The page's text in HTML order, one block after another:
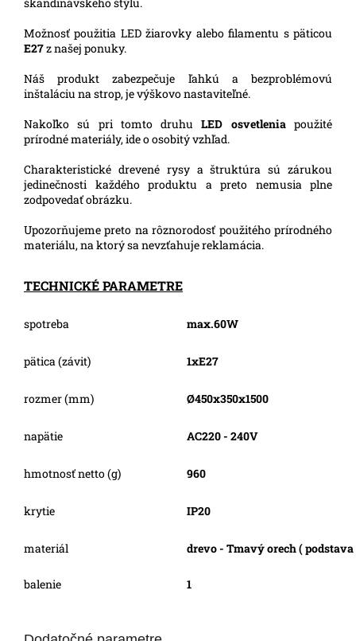
Možnosť použitia LED žiarovky alebo filamentu s päticou
E27z našej ponuky.
Náš produkt zabezpečuje ľahkú a bezproblémovú
inštaláciu na strop, je výškovo nastaviteľné.
Nakoľko sú pri tomto druhuLED osvetleniapoužité
prírodné materiály, ide o osobitý vzhľad.
Charakteristické drevené rysy a štruktúra sú zárukou
jedinečnosti každého produktu a preto nemusia plne
zodpovedať obrázku.
Upozorňujeme preto na rôznorodosť použitého prírodného
materiálu, na ktorý sa nevzťahuje reklamácia.
TECHNICKÉ PARAMETRE
spotreba max.60W
pätica (závit) 1xE27
rozmer (mm) Ø450x350x1500
napätie AC220 - 240V
hmotnosť netto (g) 960
krytie IP20
materiál drevo - Tmavý orech (
balenie 1